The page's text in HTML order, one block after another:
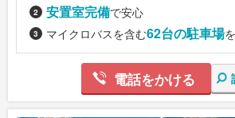
安置室完備で安心
マイクロバスを含む62台の駐車場
電話をかける